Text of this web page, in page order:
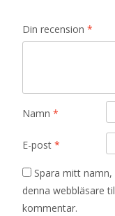
Din recension *
Namn *
E-post *
Spara mitt
denna webbläsare
kommentar.